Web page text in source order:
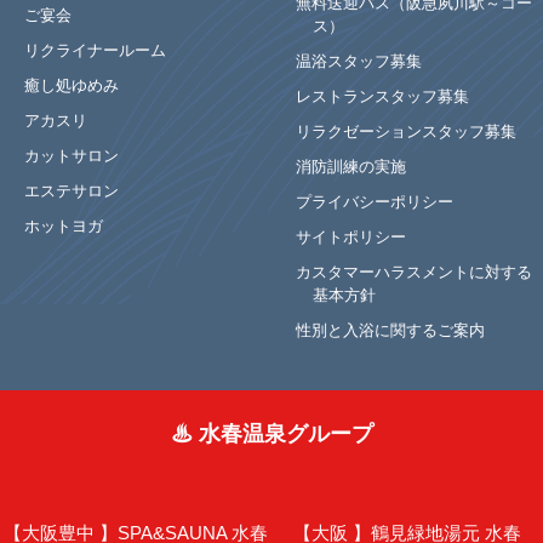
ご宴会
リクライナールーム
癒し処ゆめみ
アカスリ
カットサロン
エステサロン
ホットヨガ
ス）
温浴スタッフ募集
レストランスタッフ募集
リラクゼーションスタッフ募集
消防訓練の実施
プライバシーポリシー
サイトポリシー
カスタマーハラスメントに対する
基本方針
性別と入浴に関するご案内
♨ 水春温泉グループ
【大阪豊中 】 SPA&SAUNA 水春 【大阪 】 鶴見緑地湯元 水春